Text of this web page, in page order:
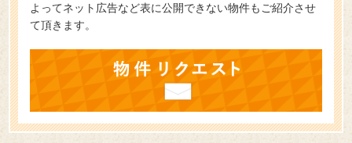
よってネット広告など表に公開できない物件もご紹介させ
て頂きます。